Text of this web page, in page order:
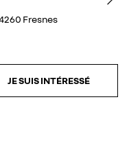
Fresnes
JE SUIS INTÉRESSÉ